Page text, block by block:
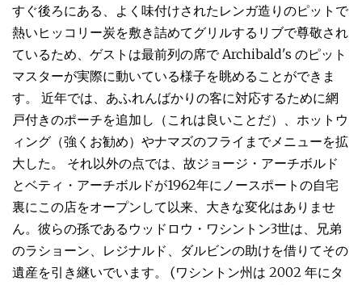
すぐ後ろにある、よく味付けされたレンガ造りのピットで
熱いヒッコリー炭を敷き詰めてグリルするリブで尊敬され
ているため、ゲストは最前列の席で Archibald's のピット
マスターが実際に動いている様子を眺めることができま
す。 近年では、あふれんばかりの客に対応するために網
戸付きのポーチを追加し（これは良いことだ）、ホットウ
ィング（強くお勧め）やナマズのフライまでメニューを拡
大した。 それ以外の点では、故ジョージ・アーチボルド
とベティ・アーチボルドが1962年にノースポートの自宅
裏にこの店をオープンして以来、大きな変化はありませ
ん。彼らの孫であるウッドロウ・ワシントン3世は、兄弟
のラショーン、レジナルド、ダルビンの助けを借りてその
遺産を引き継いでいます。 (ワシントン州は 2002 年にタ